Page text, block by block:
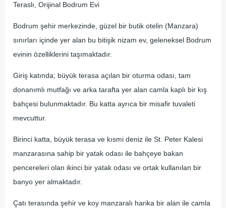
Teraslı, Orijinal Bodrum Evi
Bodrum şehir merkezinde, güzel bir butik otelin (Manzara)
sınırları içinde yer alan bu bitişik nizam ev, geleneksel Bodrum
evinin özelliklerini taşımaktadır.
Giriş katında; büyük terasa açılan bir oturma odası, tam
donanımlı mutfağı ve arka tarafta yer alan camla kaplı bir kış
bahçesi bulunmaktadır. Bu katta ayrıca bir misafir tuvaleti
mevcuttur.
Birinci katta, büyük terasa ve kısmi deniz ile St. Peter Kalesi
manzarasına sahip bir yatak odası ile bahçeye bakan
pencereleri olan ikinci bir yatak odası ve ortak kullanılan bir
banyo yer almaktadır.
Çatı terasında şehir ve koy manzaralı harika bir alan ile camla